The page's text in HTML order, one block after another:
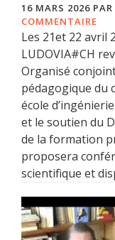
16 MARS 2026 PAR
COMMENTAIRE
Les 21et 22 avril
LUDOVIA#CH
Organisé
pédagogique du
école
et le soutien du
de la formation
proposera
scientifique et